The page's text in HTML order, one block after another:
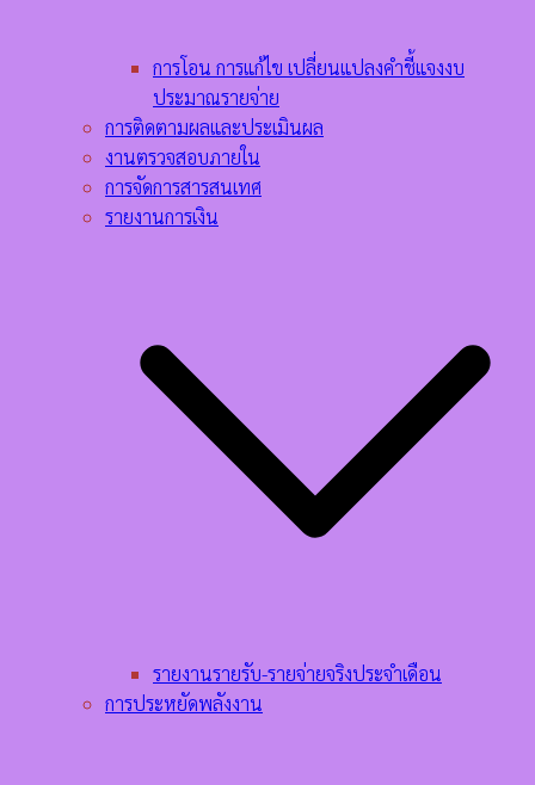
การโอน การแก้ไข เปลี่ยนแปลงคำชี้แจงงบ
ประมาณรายจ่าย
การติดตามผลและประเมินผล
งานตรวจสอบภายใน
การจัดการสารสนเทศ
รายงานการเงิน
รายงานรายรับ-รายจ่ายจริงประจำเดือน
การประหยัดพลังงาน